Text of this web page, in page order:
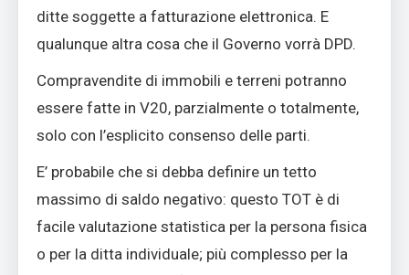
ditte soggette a fatturazione elettronica. E
qualunque altra cosa che il Governo vorrà DPD.
Compravendite di immobili e terreni potranno
essere fatte in V20, parzialmente o totalmente,
solo con l’esplicito consenso delle parti.
E’ probabile che si debba definire un tetto
massimo di saldo negativo: questo TOT è di
facile valutazione statistica per la persona fisica
o per la ditta individuale; più complesso per la